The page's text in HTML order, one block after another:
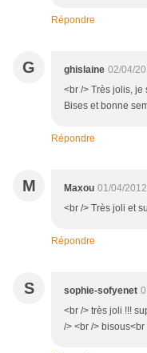
Répondre
G ghislaine 02/04/
<br /> Très jolis, je
Bises et bonne
Répondre
M Maxou 01/04/
<br /> Très joli et
Répondre
S sophie-sofyenet
<br /> très joli !!!
/> <br /> bisous<br